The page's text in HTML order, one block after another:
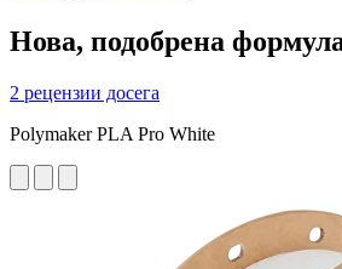
Нова, подобрена
2 рецензии досега
Polymaker PLA Pro White